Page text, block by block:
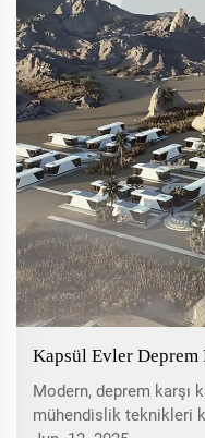
Kapsül Evler
Modern, deprem karşı
mühendislik teknikleri